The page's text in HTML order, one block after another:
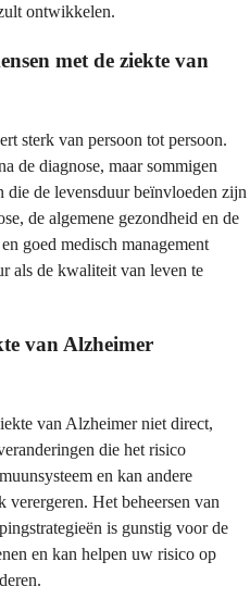
ontwikkelen.
met de ziekte van
sterk van persoon tot persoon.
de diagnose, maar sommigen
de levensduur beïnvloeden zijn
de algemene gezondheid en de
goed medisch management
als de kwaliteit van leven te
van Alzheimer
van Alzheimer niet direct,
die het risico
en kan andere
Het beheersen van
is gunstig voor de
en kan helpen uw risico op